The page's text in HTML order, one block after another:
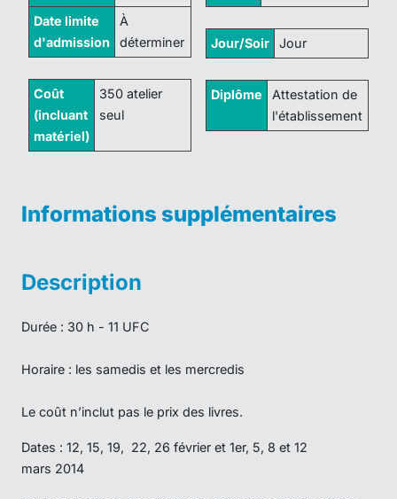
Date limite
d'admission
À
déterminer
Coût
(incluant
matériel)
350 atelier
seul
Jour/Soir Jour
Diplôme
Attestation de
l'établissement
Informations supplémentaires